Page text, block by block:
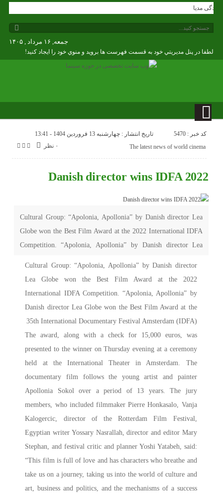
زندگی مدیا
لطفا در پنل مديريتي خود به قسمت فهرست ها برويد و منوي خود را ايجاد كنيد!
جمعه, ۱۶ مرداد , ۱۴۰۵
کد خبر : 5470
تاریخ انتشار : چهارشنبه 13 فروردین 1404 - 13:41
۰ نظر
The latest news of world cinema
Danish director wins IDFA 2022
Cultural Group: “Apolonia, Apollonia” by Danish director Lea
Globe won the Best Film Award at the 2022 International IDFA
Competition. “Apolonia, Apollonia” by Danish director Lea
Cultural Group: “Apolonia, Apollonia” by Danish director
Lea Globe won the Best Film Award at the 2022
International IDFA Competition. “Apolonia, Apollonia” by
Danish director Lea Globe won the Best Film Award at the
35th International Documentary Festival Amsterdam (IDFA)
The award, along with a check for 15,000 euros, was
presented to the winner on Thursday evening at a ceremony
held at the International Theater in Amsterdam. The
documentary film follows the young artist and painter
Apollonia Sokol over a period of 13 years. The jury
members, who included filmmaker Pierre Honkasalo, Vanja
Kalogercic, director of the Rotterdam Film Festival,
Egyptian writer Yossary Nasrallah, director and editor Mary
Stephan, and festival critic and planner Yoshi Yatabeh, said:
“This film is full of love and has characters who breathe and
take us on a journey, taking us into the world of culture and
art, business and politics, and the mechanisms of a success